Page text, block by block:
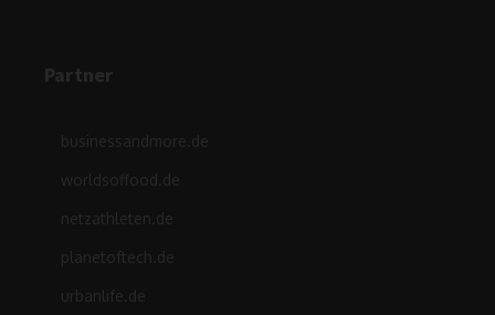
Partner
businessandmore.de
worldsoffood.de
netzathleten.de
planetoftech.de
urbanlife.de